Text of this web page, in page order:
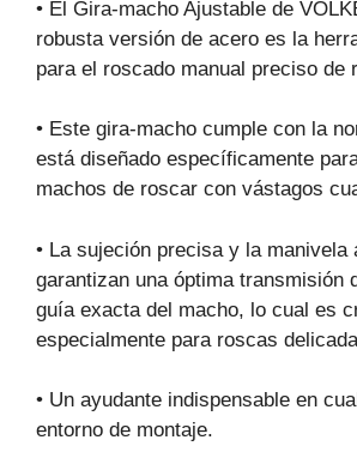
• El Gira-macho Ajustable de
robusta versión de acero es la
para el roscado manual preciso de
• Este gira-macho cumple con la
está diseñado específicamente
machos de roscar con vástagos
• La sujeción precisa y la manivela
garantizan una óptima transmisión
guía exacta del macho, lo cual es
especialmente para roscas
• Un ayudante indispensable en
entorno de montaje.